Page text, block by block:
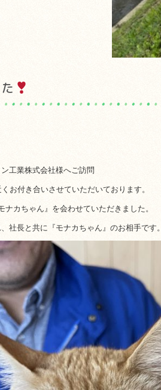
工業株式会社様へご訪問
お付き合いさせていただいております。
カちゃん』を会わせていただきました。
社長と共に『モナカちゃん』のお相手です。